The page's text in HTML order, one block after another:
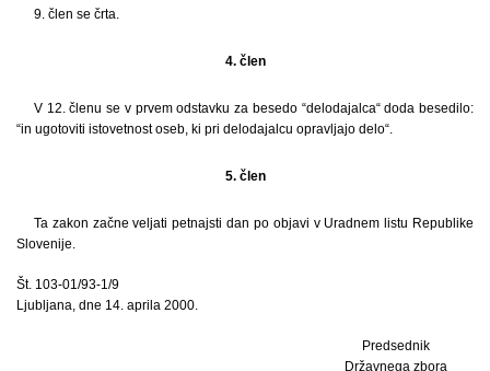
9. člen se črta.
4. člen
V 12. členu se v prvem odstavku za besedo “delodajalca“ doda besedilo:
“in ugotoviti istovetnost oseb, ki pri delodajalcu opravljajo delo“.
5. člen
Ta zakon začne veljati petnajsti dan po objavi v Uradnem listu Republike
Slovenije.
Št. 103-01/93-1/9
Ljubljana, dne 14. aprila 2000.
Predsednik
Državnega zbora